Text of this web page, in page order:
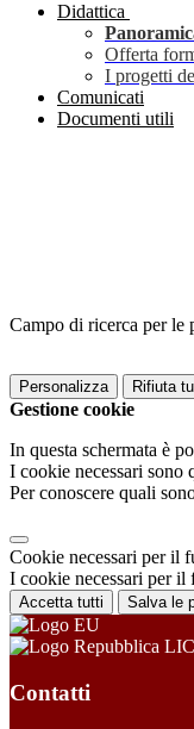
Didattica
Offerta
I progetti
Comunicati
Documenti utili
Campo di ricerca per le
Personalizza Rifiuta
Gestione cookie
In questa schermata è
I cookie necessari sono
Per conoscere quali
Cookie necessari per il
I cookie necessari per il
Accetta tutti Salva le
Contatti